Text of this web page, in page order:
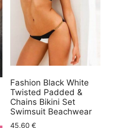
Fashion Black White
Twisted Padded &
Chains Bikini Set
Swimsuit Beachwear
45,60 €